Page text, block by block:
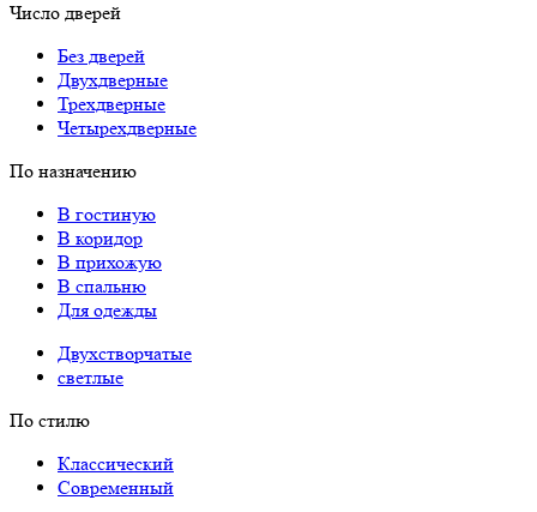
Число дверей
Без дверей
Двухдверные
Трехдверные
Четырехдверные
По назначению
В гостиную
В коридор
В прихожую
В спальню
Для одежды
Двухстворчатые
светлые
По стилю
Классический
Современный